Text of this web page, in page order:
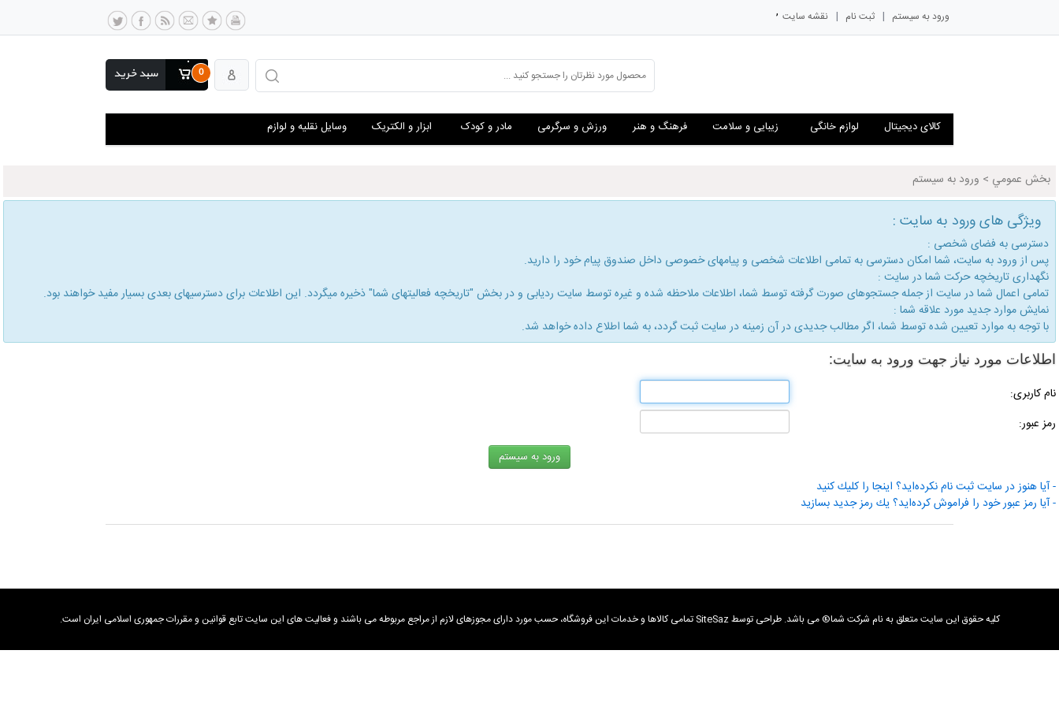
ورود به سیستم | ثبت نام | نقشه سایت ,
سبد خرید 0
کالای دیجیتال لوازم خانگی زیبایی و سلامت فرهنگ و هنر ورزش و سرگرمی مادر و کودک ابزار و الکتریک وسایل نقلیه و لوازم
بخش عمومي > ورود به سیستم
ویژگی های ورود به سایت :
دسترسی به فضای شخصی :
پس از ورود به سایت، شما امكان دسترسی به تمامی اطلاعات شخصی و پیامهای خصوصی داخل صندوق پیام خود را دارید.
نگهداری تاریخچه حركت شما در سایت :
تمامی اعمال شما در سایت از جمله جستجوهای صورت گرفته توسط شما، اطلاعات ملاحظه شده و غیره توسط سایت ردیابی و در بخش "تاریخچه فعالیتهای شما" ذخیره میگردد. این اطلاعات برای دسترسیهای بعدی بسیار مفید خواهند بود.
نمایش موارد جدید مورد علاقه شما :
با توجه به موارد تعیین شده توسط شما، اگر مطالب جدیدی در آن زمینه در سایت ثبت گردد، به شما اطلاع داده خواهد شد.
اطلاعات مورد نیاز جهت ورود به سایت:
نام كاربری:
رمز عبور:
- آیا هنوز در سایت ثبت نام نكرده‌اید؟ اینجا را كلیك كنید
- آیا رمز عبور خود را فراموش كرده‌اید؟ یك رمز جدید بسازید
كليه حقوق اين سايت متعلق به نام شرکت شما® می باشد. طراحی توسط SiteSaz تمامی كالاها و خدمات این فروشگاه، حسب مورد دارای مجوزهای لازم از مراجع مربوطه می باشند و فعالیت های این سایت تابع قوانین و مقررات جمهوری اسلامی ایران است.